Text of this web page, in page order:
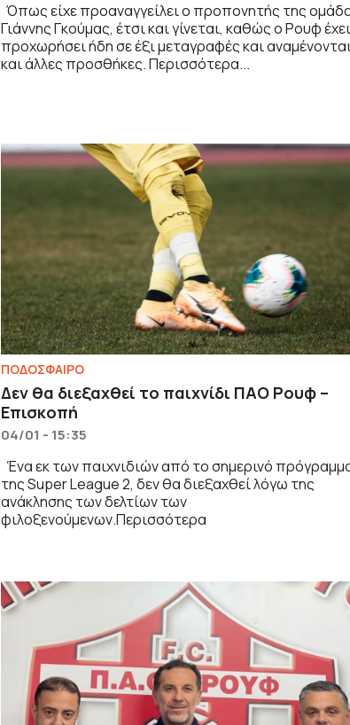
Όπως είχε προαναγγείλει ο προπονητής της
Γιάννης Γκούμας, έτσι και γίνεται, καθώς ο Ρουφ
προχωρήσει ήδη σε έξι μεταγραφές και
και άλλες προσθήκες. Περισσότερα...
ΠΟΔΟΣΦΑΙΡΟ
Δεν θα διεξαχθεί το παιχνίδι ΠΑΟ Ρουφ –
Επισκοπή
04/01 - 15:35
Ένα εκ των παιχνιδιών από το σημερινό
της Super League 2, δεν θα διεξαχθεί λόγω της
ανάκλησης των δελτίων των
φιλοξενούμενων.Περισσότερα